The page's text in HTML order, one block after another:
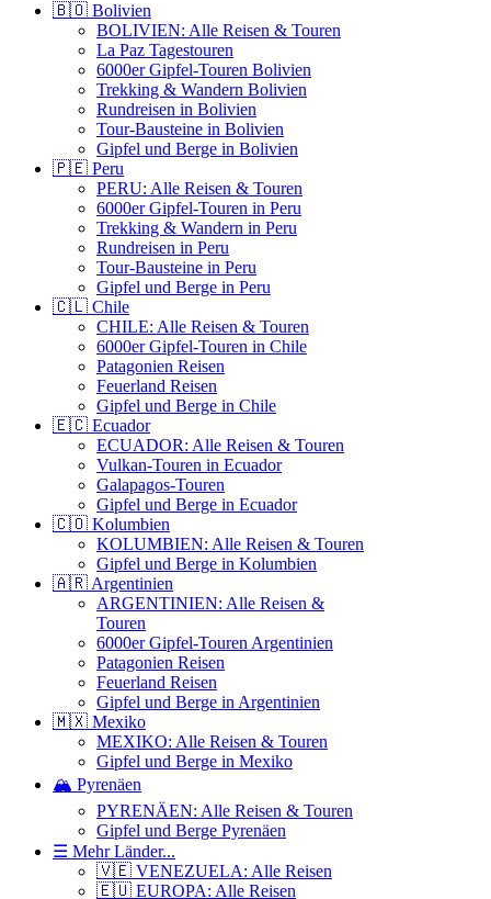
🇧🇴 Bolivien
BOLIVIEN: Alle Reisen & Touren
La Paz Tagestouren
6000er Gipfel-Touren Bolivien
Trekking & Wandern Bolivien
Rundreisen in Bolivien
Tour-Bausteine in Bolivien
Gipfel und Berge in Bolivien
🇵🇪 Peru
PERU: Alle Reisen & Touren
6000er Gipfel-Touren in Peru
Trekking & Wandern in Peru
Rundreisen in Peru
Tour-Bausteine in Peru
Gipfel und Berge in Peru
🇨🇱 Chile
CHILE: Alle Reisen & Touren
6000er Gipfel-Touren in Chile
Patagonien Reisen
Feuerland Reisen
Gipfel und Berge in Chile
🇪🇨 Ecuador
ECUADOR: Alle Reisen & Touren
Vulkan-Touren in Ecuador
Galapagos-Touren
Gipfel und Berge in Ecuador
🇨🇴 Kolumbien
KOLUMBIEN: Alle Reisen & Touren
Gipfel und Berge in Kolumbien
🇦🇷 Argentinien
ARGENTINIEN: Alle Reisen &
Touren
6000er Gipfel-Touren Argentinien
Patagonien Reisen
Feuerland Reisen
Gipfel und Berge in Argentinien
🇲🇽 Mexiko
MEXIKO: Alle Reisen & Touren
Gipfel und Berge in Mexiko
🏔️ Pyrenäen
PYRENÄEN: Alle Reisen & Touren
Gipfel und Berge Pyrenäen
☰ Mehr Länder...
🇻🇪 VENEZUELA: Alle Reisen
🇪🇺 EUROPA: Alle Reisen